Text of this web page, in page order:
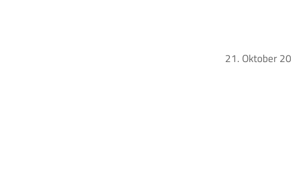
21. Oktober